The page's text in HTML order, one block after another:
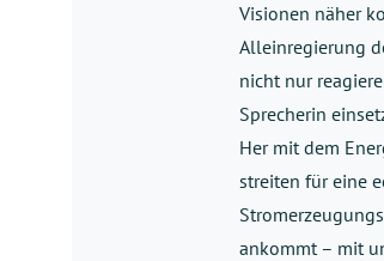
Visionen näher
Alleinregierung
nicht nur
Sprecherin
Her mit dem
streiten für eine
ankommt – mit